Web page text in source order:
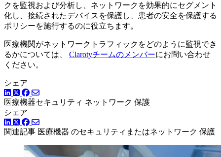
クを監視および分析し、ネットワークを効果的にセグメント
化し、接続されたデバイスを保護し、患者の安全を保護する
ポリシーを施行するのに役立ちます。
医療機関がネットワークトラフィックをどのように監視でき
るかについては、 Clarotyチームのメンバーにお問い合わせ
ください。
シェア
LinkedIn
ツイッター
Facebook
医療機器セキュリティ ネットワーク 保護
シェア
LinkedIn
ツイッター
Facebook
関連記事 医療機器 のセキュリティまたはネットワーク 保護